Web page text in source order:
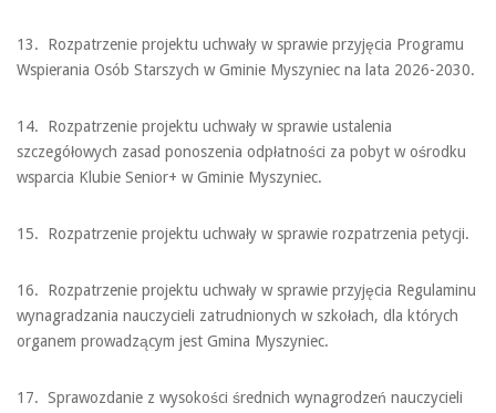
13. Rozpatrzenie projektu uchwały w sprawie przyjęcia Programu
Wspierania Osób Starszych w Gminie Myszyniec na lata 2026-2030.
14. Rozpatrzenie projektu uchwały w sprawie ustalenia
szczegółowych zasad ponoszenia odpłatności za pobyt w ośrodku
wsparcia Klubie Senior+ w Gminie Myszyniec.
15. Rozpatrzenie projektu uchwały w sprawie rozpatrzenia petycji.
16. Rozpatrzenie projektu uchwały w sprawie przyjęcia Regulaminu
wynagradzania nauczycieli zatrudnionych w szkołach, dla których
organem prowadzącym jest Gmina Myszyniec.
17. Sprawozdanie z wysokości średnich wynagrodzeń nauczycieli